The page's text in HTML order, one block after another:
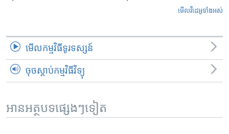
មើល​វីដេអូ​ទាំង​អស់
មើល​កម្មវិធី​ទូរទស្សន៍
ចុចស្តាប់កម្មវិធីវិទ្យុ
អានអត្ថបទផ្សេងៗទៀត